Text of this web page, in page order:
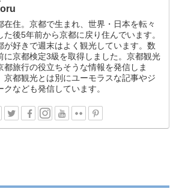
在住。京都で生まれ、世界・日本を転々
た後5年前から京都に戻り住んでいます。
が好きで週末はよく観光しています。数
に京都検定3級を取得しました。京都観光
都旅行の役立ちそうな情報を発信しま
京都観光とは別にユーモラスな記事やジ
クなども発信しています。